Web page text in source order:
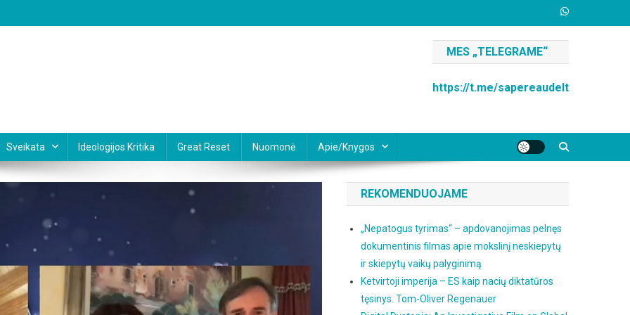
MES „TELEGRAME“
https://t.me/sapereaudelt
Sveikata Ideologijos Kritika Great Reset Nuomonė Apie/knygos
REKOMENDUOJAME
„Nepatogus tyrimas“ – apdovanojimas pelnęs
dokumentinis filmas apie mokslinį neskiepytų
ir skiepytų vaikų palyginimą
Ketvirtoji imperija – ES kaip nacių diktatūros
tęsinys. Tom-Oliver Regenauer